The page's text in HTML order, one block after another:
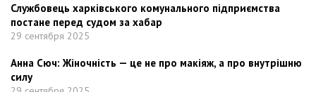
Службовець харківського комунального підприємства
постане перед судом за хабар
29 сентября 2025
Анна Сюч: Жіночність — це не про макіяж, а про внутрішню
силу